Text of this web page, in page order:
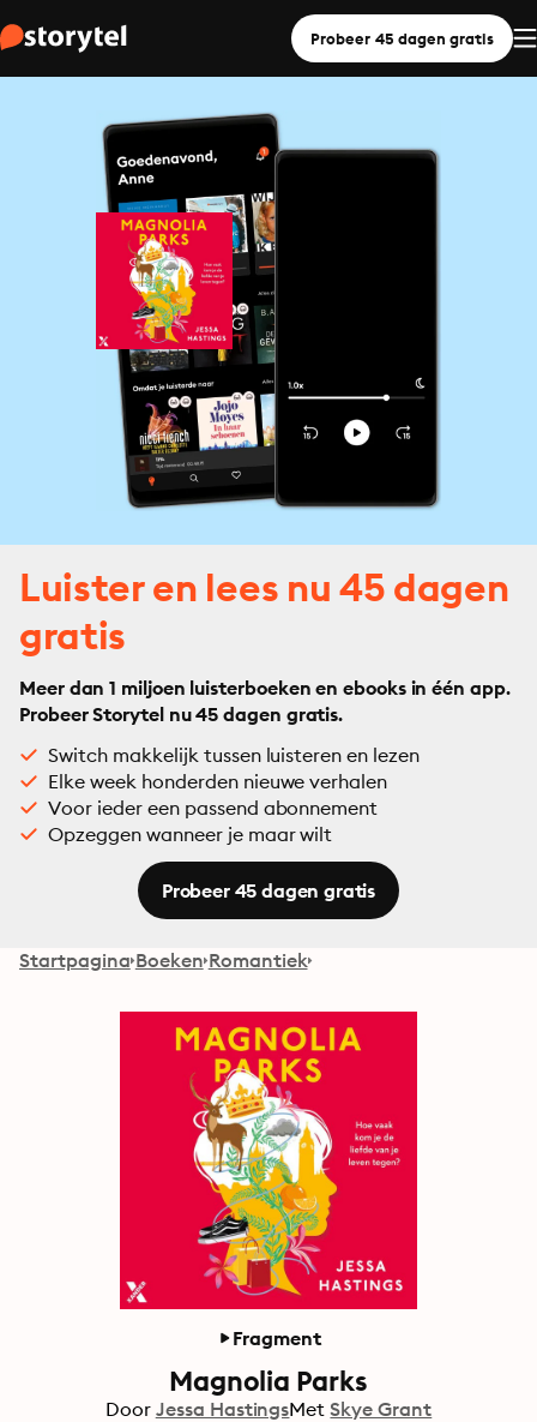
Probeer 45 dagen gratis
Luister en lees nu 45 dagen
gratis
Meer dan 1 miljoen luisterboeken en ebooks in één app.
Probeer Storytel nu 45 dagen gratis.
Switch makkelijk tussen luisteren en lezen
Elke week honderden nieuwe verhalen
Voor ieder een passend abonnement
Opzeggen wanneer je maar wilt
Probeer 45 dagen gratis
Startpagina Boeken Romantiek
Fragment
Magnolia Parks
Door Jessa HastingsMet Skye Grant